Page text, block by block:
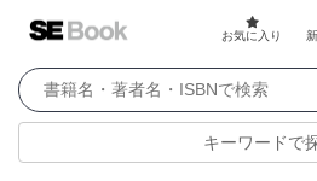
お気に入り
キーワードで